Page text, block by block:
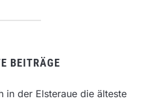
BEITRÄGE
in der Elsteraue die älteste